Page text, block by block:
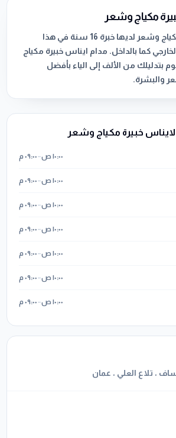
مكياج وشعر
مدام ايناس خبيرة مكياج وشعر لديها خبرة 16 سنة في هذا
كما بالداخل. مدام ايناس خبيرة مكياج
بتدليلك من الألف إلى الياء بأفضل
والبشرة.
خبيرة مكياج وشعر
١٠:٠٠ ص –٠٩:٠٠ م
١٠:٠٠ ص –٠٩:٠٠ م
١٠:٠٠ ص –٠٩:٠٠ م
١٠:٠٠ ص –٠٩:٠٠ م
١٠:٠٠ ص –٠٩:٠٠ م
١٠:٠٠ ص –٠٩:٠٠ م
١٠:٠٠ ص –٠٩:٠٠ م